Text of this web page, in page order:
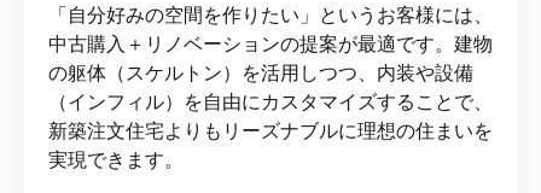
「自分好みの空間を作りたい」というお客様には、
中古購入＋リノベーションの提案が最適です。建物
の躯体（スケルトン）を活用しつつ、内装や設備
（インフィル）を自由にカスタマイズすることで、
新築注文住宅よりもリーズナブルに理想の住まいを
実現できます。